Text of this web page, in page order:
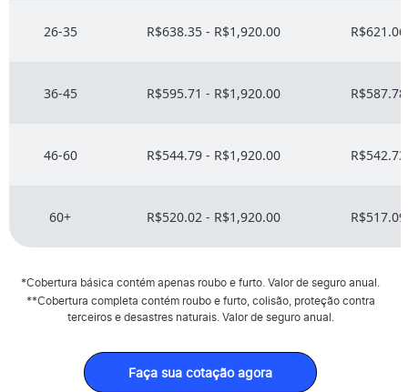
26-35 R$638.35 - R$1,920.00
36-45 R$595.71 - R$1,920.00
46-60 R$544.79 - R$1,920.00
60+ R$520.02 - R$1,920.00
*Cobertura básica contém apenas roubo e furto. Valor de seguro anual.
**Cobertura completa contém roubo e furto, colisão, proteção contra
terceiros e desastres naturais. Valor de seguro anual.
Faça sua cotação agora